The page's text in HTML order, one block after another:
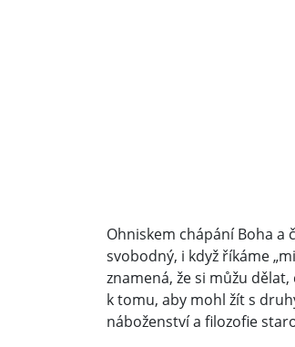
Ohniskem chápání Boha a
svobodný, i když říkáme
znamená, že si můžu
k tomu, aby mohl žít s
náboženství a filozofie